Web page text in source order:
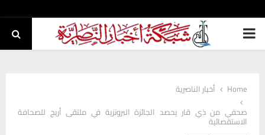
PRIMARY
Home
أخبار الناصرية
صحفي من ذي قار يحصد الجائزة البرونزية في ملتقى أريج للصحافة
الاستقصائية